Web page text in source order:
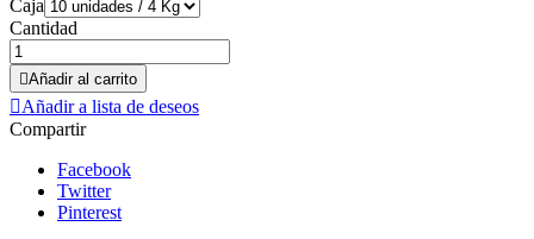
Caja
Cantidad
Añadir al carrito
Añadir a lista de deseos
Compartir
Facebook
Twitter
Pinterest